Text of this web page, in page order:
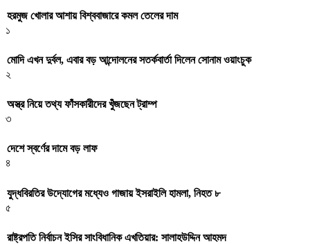
হরমুজ খোলার আশায় বিশ্ববাজারে কমল তেলের দাম
১
মোদি এখন দুর্বল, এবার বড় আন্দোলনের সতর্কবার্তা দিলেন সোনাম ওয়াংচুক
২
অস্ত্র নিয়ে তথ্য ফাঁসকারীদের খুঁজছেন ট্রাম্প
৩
দেশে স্বর্ণের দামে বড় লাফ
৪
যুদ্ধবিরতির উদ্যোগের মধ্যেও গাজায় ইসরাইলি হামলা, নিহত ৮
৫
রাষ্ট্রপতি নির্বাচন ইসির সাংবিধানিক এখতিয়ার: সালাহউদ্দিন আহমদ